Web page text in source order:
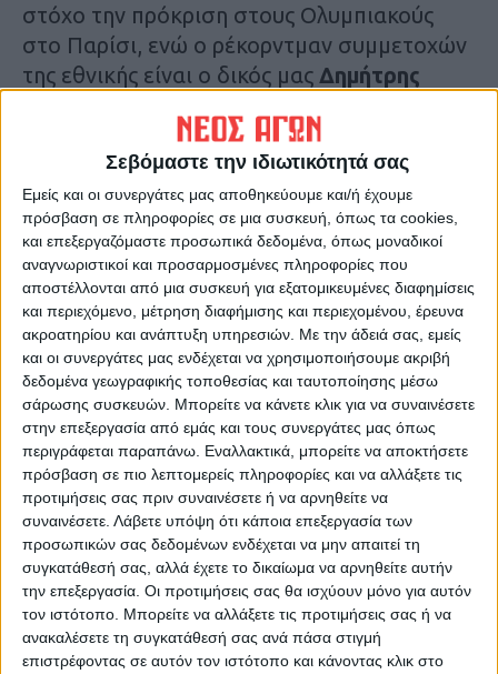
Σεβόμαστε την ιδιωτικότητά σας
Εμείς και οι συνεργάτες μας αποθηκεύουμε και/ή έχουμε
πρόσβαση σε πληροφορίες σε μια συσκευή, όπως τα cookies,
και επεξεργαζόμαστε προσωπικά δεδομένα, όπως μοναδικοί
αναγνωριστικοί και προσαρμοσμένες πληροφορίες που
αποστέλλονται από μια συσκευή για εξατομικευμένες διαφημίσεις
και περιεχόμενο, μέτρηση διαφήμισης και περιεχομένου, έρευνα
ακροατηρίου και ανάπτυξη υπηρεσιών. Με την άδειά σας, εμείς
και οι συνεργάτες μας ενδέχεται να χρησιμοποιήσουμε ακριβή
δεδομένα γεωγραφικής τοποθεσίας και ταυτοποίησης μέσω
σάρωσης συσκευών. Μπορείτε να κάνετε κλικ για να συναινέσετε
στην επεξεργασία από εμάς και τους συνεργάτες μας όπως
περιγράφεται παραπάνω. Εναλλακτικά, μπορείτε να αποκτήσετε
πρόσβαση σε πιο λεπτομερείς πληροφορίες και να αλλάξετε τις
προτιμήσεις σας πριν συναινέσετε ή να αρνηθείτε να
συναινέσετε. Λάβετε υπόψη ότι κάποια επεξεργασία των
προσωπικών σας δεδομένων ενδέχεται να μην απαιτεί τη
συγκατάθεσή σας, αλλά έχετε το δικαίωμα να αρνηθείτε αυτήν
την επεξεργασία. Οι προτιμήσεις σας θα ισχύουν μόνο για αυτόν
τον ιστότοπο. Μπορείτε να αλλάξετε τις προτιμήσεις σας ή να
ανακαλέσετε τη συγκατάθεσή σας ανά πάσα στιγμή
επιστρέφοντας σε αυτόν τον ιστότοπο και κάνοντας κλικ στο
στόχο την πρόκριση στους Ολυμπιακούς
στο Παρίσι, ενώ ο ρέκορντμαν συμμετοχών
της εθνικής είναι ο δικός μας Δημήτρης
Παρών για πρώτη φορά και ο συμπολίτης
σπρίντερΣωτήρης Γκαραγκάνης!
Ο αθλητισμός για μία ακόμη φορά αποτελεί
τον καλύτερο πρεσβευτή της περιοχής μας,
όχι μόνο στην Ελλάδα αλλά στον κόσμο
ολόκληρο!
Ευχόμαστε από καρδιάς τα καλύτερα στα
παιδιά μας και πάνω απ’ όλα ν’ απολαύσουν
τη συμμετοχή τους που από μόνη της είναι
κάτι το σπουδαίο…
Θ.Κ.
•Η φωτογραφία είναι λίγο πριν την
αναχώρηση της αποστολής